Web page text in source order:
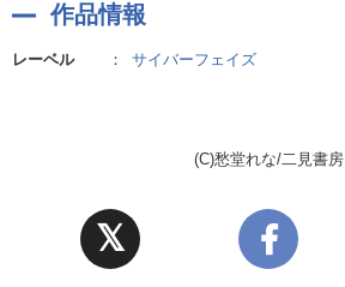
作品情報
レーベル ： サイバーフェイズ
(C)愁堂れな/二見書房